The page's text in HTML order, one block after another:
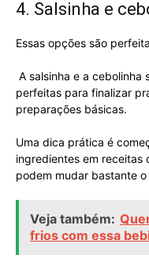
4. Salsinha e
Essas opções são
A salsinha e a cebolinha
perfeitas para finalizar
preparações básicas.
Uma dica prática é
ingredientes em receitas
podem mudar bastante
Veja também:
frios com essa